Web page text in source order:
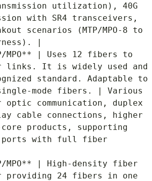
utilization), 40G
with SR4 transceivers,
scenarios (MTP/MPO-8 to
|
MPO** | Uses 12 fibers to
links. It is widely used and
standard. Adaptable to
mode fibers. | Various
communication, duplex
cable connections, higher
products, supporting
8 ports with full fiber
MPO** | High-density fiber
providing 24 fibers in one